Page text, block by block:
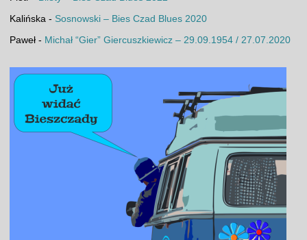
Kalińska - Sosnowski – Bies Czad Blues 2020
Paweł- Michał “Gier” Giercuszkiewicz – 29.09.1954 / 27.07.2020